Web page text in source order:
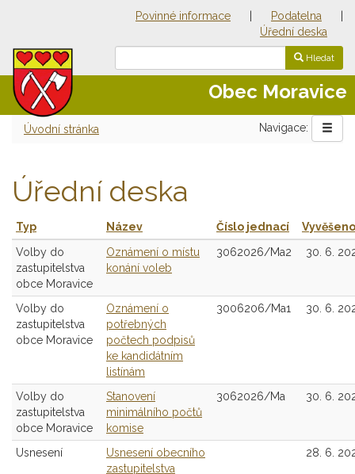
Povinné informace Podatelna
Úřední deska
Hledat
Obec Moravice
Navigace:
Úvodní stránka
Úřední deska
Typ Název Číslo jednací
Vyvěšeno
Volby do
zastupitelstva
obce Moravice
Oznámení o místu
konání voleb
3062026/Ma2 30. 6.
Volby do
zastupitelstva
obce Moravice
Oznámení o
potřebných
počtech podpisů
ke kandidátním
listínám
3006206/Ma1 30. 6.
Volby do
zastupitelstva
obce Moravice
Stanovení
minimálního počtů
komise
3062026/Ma 30. 6.
Usnesení
Usnesení obecního
zastupitelstva
28. 6.